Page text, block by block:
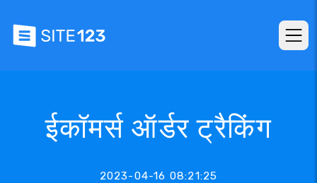
ईकॉमर्स ऑर्डर ट्रैकिंग
2023-04-16 08:21:25